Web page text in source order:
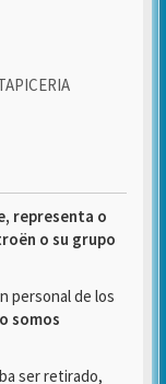
representa o
o su grupo
personal de los
somos
ser retirado,